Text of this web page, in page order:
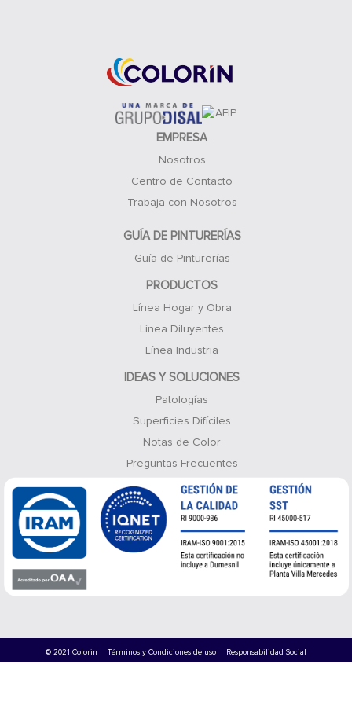
EMPRESA
Nosotros
Centro de Contacto
Trabaja con Nosotros
GUÍA DE PINTURERÍAS
Guía de Pinturerías
PRODUCTOS
Línea Hogar y Obra
Línea Diluyentes
Línea Industria
IDEAS Y SOLUCIONES
Patologías
Superficies Difíciles
Notas de Color
Preguntas Frecuentes
© 2021 Colorin Términos y Condiciones de uso Responsabilidad Social